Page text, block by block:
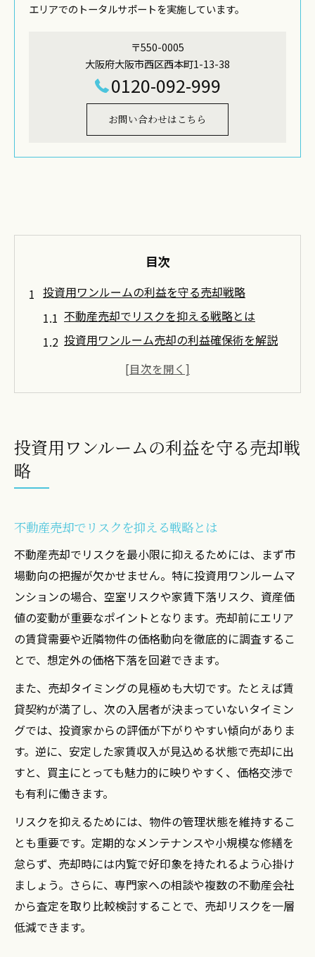
エリアでのトータルサポートを実施しています。
〒550-0005
大阪府大阪市西区西本町1-13-38
0120-092-999
お問い合わせはこちら
目次
投資用ワンルームの利益を守る売却戦略
不動産売却でリスクを抑える戦略とは
投資用ワンルーム売却の利益確保術を解説
不動産売却で失敗しない利益保全のコツ
不動産売却時に知りたい損益計算の極意
不動産売却の損益計算で利益を見極める方
損益分岐点を知る不動産売却の計算ポイン
ト
利益最大化へ導く不動産売却シミュレーシ
ョン
損をしないための不動産売却損益管理法
ワンルームマンション投資で後悔しない方法
不動産売却で後悔しない投資判断のコツ
ワンルームマンション投資の落とし穴解説
後悔を防ぐ不動産売却の注意事項まとめ
投資用ワンルームで失敗しない実践例紹介
不動産売却で後悔を防ぐポイントとは
利益最大化のための売却タイミング活用術
利益を伸ばすための売却タイミング戦略
投資用ワンルーム売却の時期選びの重要性
市場動向を活かす不動産売却タイミング法
利益最大化へ導く売却時期の判断基準
失敗を防ぐ投資マンション売却の注意点
投資用ワンルームの利益を守る売却戦
略
不動産売却でリスクを抑える戦略とは
不動産売却でリスクを最小限に抑えるためには、まず市
場動向の把握が欠かせません。特に投資用ワンルームマ
ンションの場合、空室リスクや家賃下落リスク、資産価
値の変動が重要なポイントとなります。売却前にエリア
の賃貸需要や近隣物件の価格動向を徹底的に調査するこ
とで、想定外の価格下落を回避できます。
また、売却タイミングの見極めも大切です。たとえば賃
貸契約が満了し、次の入居者が決まっていないタイミン
グでは、投資家からの評価が下がりやすい傾向がありま
す。逆に、安定した家賃収入が見込める状態で売却に出
すと、買主にとっても魅力的に映りやすく、価格交渉で
も有利に働きます。
リスクを抑えるためには、物件の管理状態を維持するこ
とも重要です。定期的なメンテナンスや小規模な修繕を
怠らず、売却時には内覧で好印象を持たれるよう心掛け
ましょう。さらに、専門家への相談や複数の不動産会社
から査定を取り比較検討することで、売却リスクを一層
低減できます。